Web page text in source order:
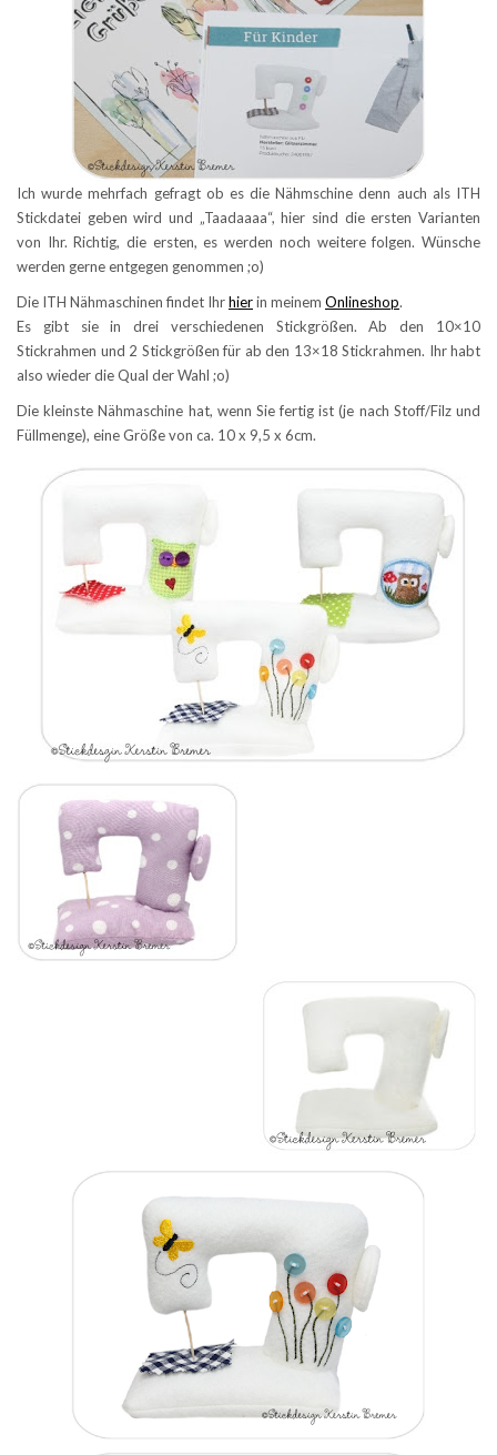
Ich wurde mehrfach gefragt ob es die Nähmschine denn auch als ITH
Stickdatei geben wird und „Taadaaaa“, hier sind die ersten Varianten
von Ihr. Richtig, die ersten, es werden noch weitere folgen. Wünsche
werden gerne entgegen genommen ;o)
Die ITH Nähmaschinen findet Ihrhierin meinem Onlineshop.
Es gibt sie in drei verschiedenen Stickgrößen. Ab den 10×10
Stickrahmen und 2 Stickgrößen für ab den 13×18 Stickrahmen. Ihr habt
also wieder die Qual der Wahl ;o)
Die kleinste Nähmaschine hat, wenn Sie fertig ist (je nach Stoff/Filz und
Füllmenge), eine Größe von ca. 10 x 9,5 x 6cm.